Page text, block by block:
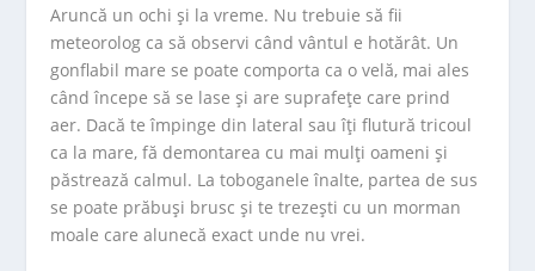
Aruncă un ochi și la vreme. Nu trebuie să fii
meteorolog ca să observi când vântul e hotărât. Un
gonflabil mare se poate comporta ca o velă, mai ales
când începe să se lase și are suprafețe care prind
aer. Dacă te împinge din lateral sau îți flutură tricoul
ca la mare, fă demontarea cu mai mulți oameni și
păstrează calmul. La toboganele înalte, partea de sus
se poate prăbuși brusc și te trezești cu un morman
moale care alunecă exact unde nu vrei.